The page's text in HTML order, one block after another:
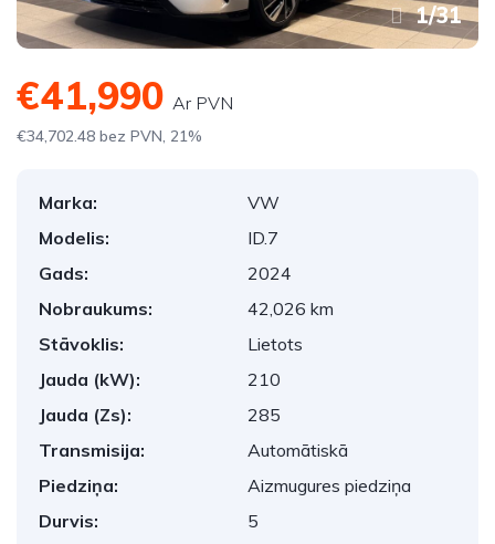
1/31
€41,990 Ar PVN
€34,702.48 bez PVN, 21%
Marka:
VW
Modelis:
ID.7
Gads:
2024
Nobraukums:
42,026 km
Stāvoklis:
Lietots
Jauda (kW):
210
Jauda (Zs):
285
Transmisija:
Automātiskā
Piedziņa:
Aizmugures piedziņa
Durvis:
5